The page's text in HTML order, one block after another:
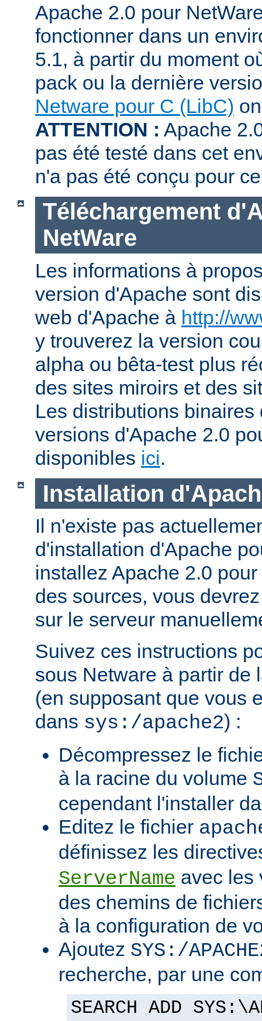
Apache 2.0 pour
fonctionner dans un
5.1, à partir du moment
pack ou la dernière
Netware pour C (LibC)
ATTENTION : Apache
pas été testé dans cet
n'a pas été conçu pour
Téléchargement
NetWare
Les informations à
version d'Apache sont
web d'Apache à http://
y trouverez la version
alpha ou bêta-test plus
des sites miroirs et des
Les distributions binaires
versions d'Apache 2.0
disponibles ici.
Installation
Il n'existe pas
d'installation d'Apache
installez Apache 2.0
des sources, vous
sur le serveur
Suivez ces instructions
sous Netware à partir de
(en supposant que vous
dans sys:/apache2) :
Décompressez le
à la racine du volume
cependant l'installer
Editez le fichier
définissez les
ServerName avec les
des chemins de
à la configuration de
Ajoutez SYS:/
recherche, par une
SEARCH ADD